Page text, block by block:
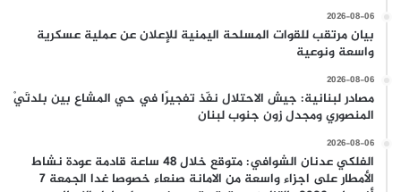
2026-08-06
بيان مرتقب للقوات المسلحة اليمنية للإعلان عن عملية عسكرية
واسعة ونوعية
2026-08-06
مصادر لبنانية: جيش الاحتلال نفّذ تفجيرًا في حي المشاع بين بلدتَيْ
المنصوري ومجدل زون جنوب لبنان
2026-08-06
الفلكي عدنان الشوافي: متوقع خلال 48 ساعة قادمة عودة نشاط
الأمطار على اجزاء واسعة من الامانة صنعاء خصوصا غدا الجمعة 7